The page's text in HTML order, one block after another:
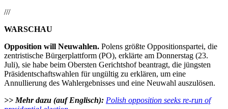
///
WARSCHAU
Opposition will Neuwahlen. Polens größte Oppositionspartei, die
zentristische Bürgerplattform (PO), erklärte am Donnerstag (23.
Juli), sie habe beim Obersten Gerichtshof beantragt, die jüngsten
Präsidentschaftswahlen für ungültig zu erklären, um eine
Annullierung des Wahlergebnisses und eine Neuwahl auszulösen.
>> Mehr dazu (auf Englisch): Polish opposition seeks re-run of